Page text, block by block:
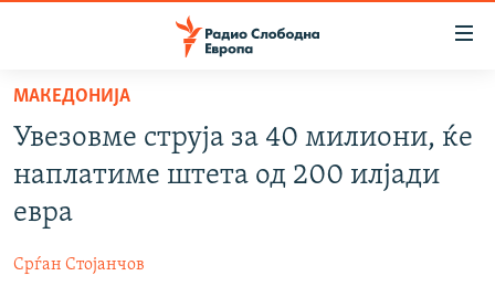
Оди
содржината
Оди
главната
навигација
Премини
ШТО ТРЕБА ДА ЗНАЕТЕ
МАКЕДОНИЈА
Увезовме струја за 40 милиони, ќе
наплатиме штета од 200 илјади
евра
Срѓан Стојанчов